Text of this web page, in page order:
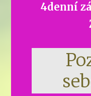
4denní